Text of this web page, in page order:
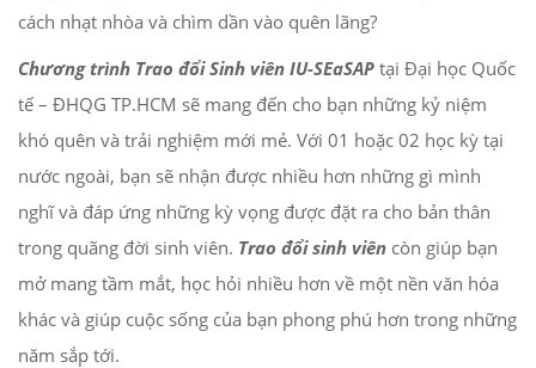
cách nhạt nhòa và chìm dần vào quên lãng?
Chương trình Trao đổi Sinh viên IU-SEaSAP tại Đại học Quốc
tế – ĐHQG TP.HCM sẽ mang đến cho bạn những kỷ niệm
khó quên và trải nghiệm mới mẻ. Với 01 hoặc 02 học kỳ tại
nước ngoài, bạn sẽ nhận được nhiều hơn những gì mình
nghĩ và đáp ứng những kỳ vọng được đặt ra cho bản thân
trong quãng đời sinh viên. Trao đổi sinh viên còn giúp bạn
mở mang tầm mắt, học hỏi nhiều hơn về một nền văn hóa
khác và giúp cuộc sống của bạn phong phú hơn trong những
năm sắp tới.